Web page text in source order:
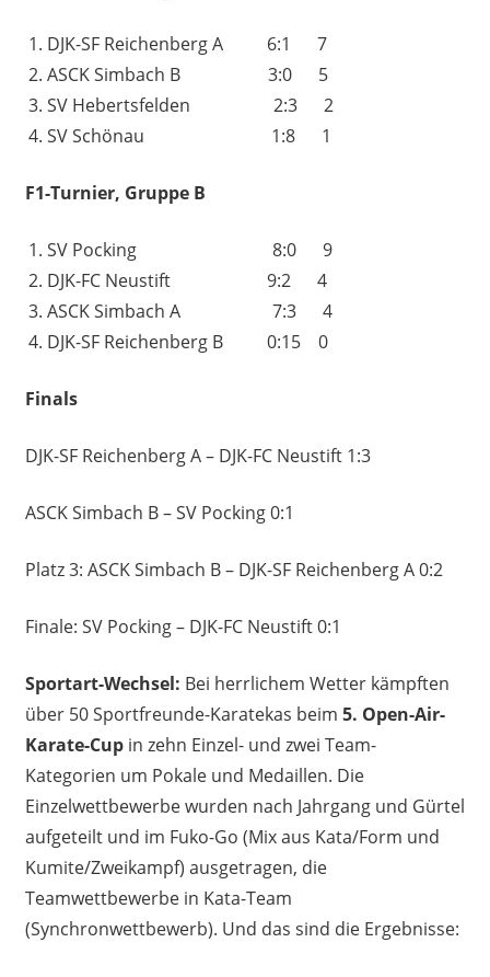
DJK-SF Reichenberg A 6:1 7
ASCK Simbach B 3:0 5
SV Hebertsfelden 2:3 2
SV Schönau 1:8 1
F1-Turnier, Gruppe B
SV Pocking 8:0 9
DJK-FC Neustift 9:2 4
ASCK Simbach A 7:3 4
DJK-SF Reichenberg B 0:15 0
Finals
DJK-SF Reichenberg A – DJK-FC Neustift 1:3
ASCK Simbach B – SV Pocking 0:1
Platz 3: ASCK Simbach B – DJK-SF Reichenberg A 0:2
Finale: SV Pocking – DJK-FC Neustift 0:1
Sportart-Wechsel: Bei herrlichem Wetter kämpften
über 50 Sportfreunde-Karatekas beim 5. Open-Air-
Karate-Cupin zehn Einzel- und zwei Team-
Kategorien um Pokale und Medaillen. Die
Einzelwettbewerbe wurden nach Jahrgang und Gürtel
aufgeteilt und im Fuko-Go (Mix aus Kata/Form und
Kumite/Zweikampf) ausgetragen, die
Teamwettbewerbe in Kata-Team
(Synchronwettbewerb). Und das sind die Ergebnisse: